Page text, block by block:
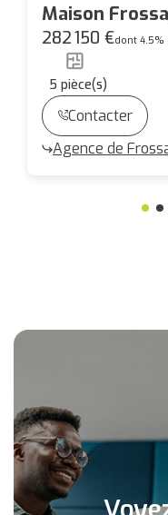
Maison
282 150 €dont 4.5%
5 pièce(s)
Contacter
Agence de